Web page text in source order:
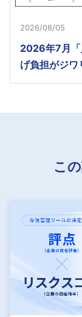
2026/08/05
2026年7月
げ負担がジ
こ